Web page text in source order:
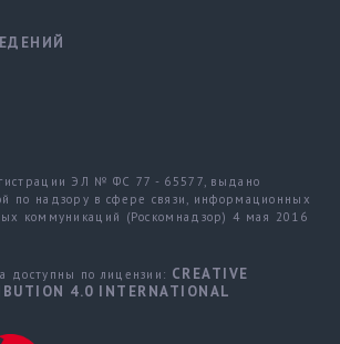
ЭЛ № ФС 77 - 65577, выдано
по надзору в сфере связи, информационных
коммуникаций (Роскомнадзор) 4 мая 2016
доступны по лицензии: CREATIVE
4.0 INTERNATIONAL